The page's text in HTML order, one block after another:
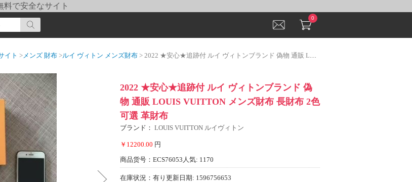
料で安全なサイト
0
イト >メンズ 財布 >ルイ ヴィトン メンズ財布 > 2022 ★安心★追跡付 ルイ ヴィトンブランド 偽物 通販 LOUIS VUITTON メンズ財布 長財布 2色可選 革財布
2022 ★安心★追跡付 ルイ ヴィトンブランド 偽
物 通販 LOUIS VUITTON メンズ財布 長財布 2色
可選 革財布
ブランド： LOUIS VUITTON ルイヴィトン
￥12200.00 円
商品货号：ECS76053 人気: 1170
在庫状況：有り 更新日期: 1596756653